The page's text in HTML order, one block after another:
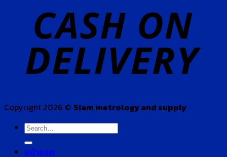
Copyright 2026 © Siam metrology and supply
Search
for:
หน้าแรก